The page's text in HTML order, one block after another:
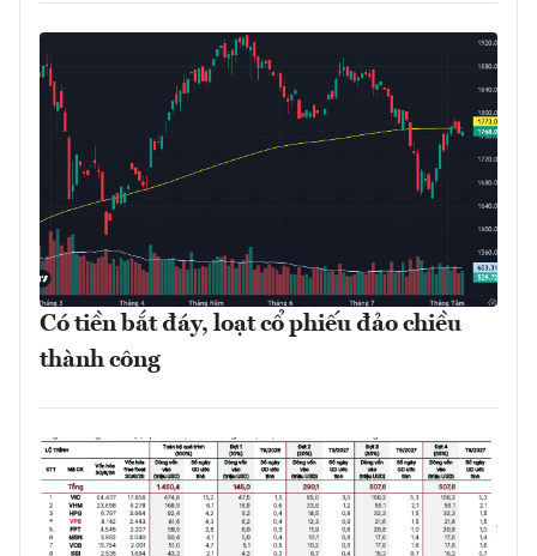
Có tiền bắt đáy, loạt cổ phiếu đảo chiều
thành công